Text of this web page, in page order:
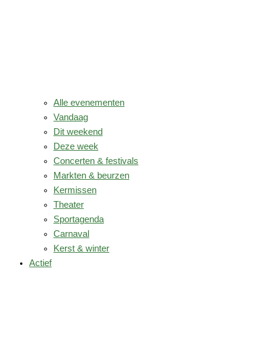
Alle evenementen
Vandaag
Dit weekend
Deze week
Concerten & festivals
Markten & beurzen
Kermissen
Theater
Sportagenda
Carnaval
Kerst & winter
Actief